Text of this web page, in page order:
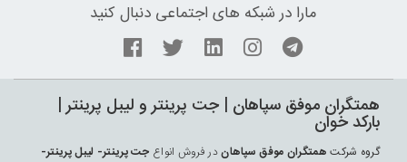
مارا در شبکه های اجتماعی دنبال کنید
همتگران موفق سپاهان | جت پرينتر و ليبل پرينتر |
بارکد خوان
گروه شرکت همتگران موفق سپاهاندر فروش انواع جت پرينتر- ليبل پرينتر-